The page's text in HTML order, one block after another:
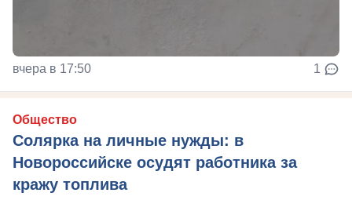
вчера в 17:50 1
Общество
Солярка на личные нужды: в
Новороссийске осудят работника за
кражу топлива